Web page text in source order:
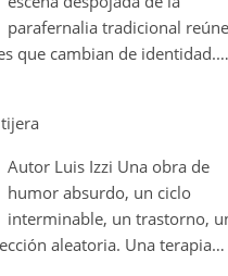
parafernalia tradicional reúne
que cambian de identidad.…
Autor Luis Izzi Una obra de
humor absurdo, un ciclo
interminable, un trastorno,
aleatoria. Una terapia…